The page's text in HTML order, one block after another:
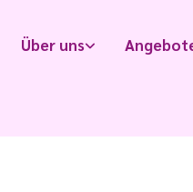
Über uns